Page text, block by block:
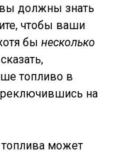
вы должны знать
чтобы ваши
бынесколько
топливо в
на
может